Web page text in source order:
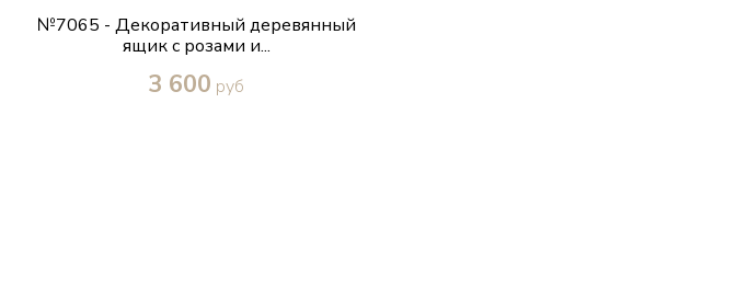
№7065 - Декоративный деревянный
ящик с розами и...
3 600 руб